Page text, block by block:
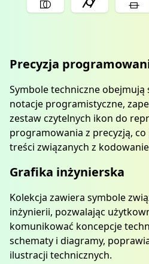
Precyzja
Symbole techniczne
notacje programistyczne,
zestaw czytelnych ikon do
programowania z precyzją,
treści związanych z
Grafika inżynierska
Kolekcja zawiera symbole
inżynierii, pozwalając
komunikować koncepcje
schematy i diagramy,
ilustracji technicznych.